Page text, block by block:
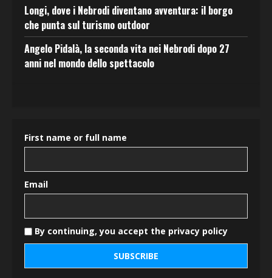
Longi, dove i Nebrodi diventano avventura: il borgo
che punta sul turismo outdoor
Angelo Pidalà, la seconda vita nei Nebrodi dopo 27
anni nel mondo dello spettacolo
First name or full name
Email
By continuing, you accept the privacy policy